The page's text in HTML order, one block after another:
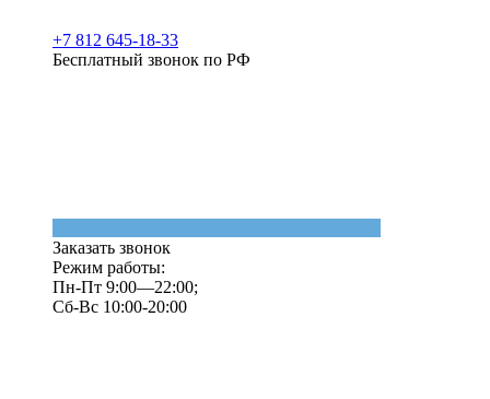
+7 812 645-18-33
Бесплатный звонок по РФ
Заказать звонок
Режим работы:
Пн-Пт 9:00—22:00;
Сб-Вс 10:00-20:00